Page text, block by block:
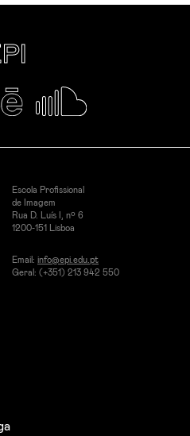
Escola Profissional
de Imagem
Rua D. Luís I, nº 6
1200-151 Lisboa
Email: info@epi.edu.pt
Geral: (+351) 213 942 550